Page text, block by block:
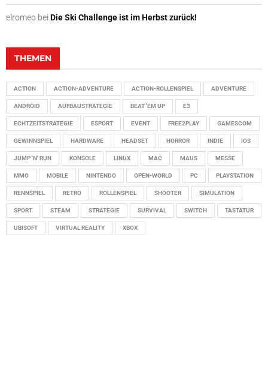
elromeo beiDie Ski Challenge ist im Herbst zurück!
THEMEN
ACTION ACTION-ADVENTURE ACTION-ROLLENSPIEL ADVENTURE
ANDROID AUFBAUSTRATEGIE BEAT 'EM UP E3
ECHTZEITSTRATEGIE ESPORT EVENT FREE2PLAY GAMESCOM
GEWINNSPIEL HARDWARE HEADSET HORROR INDIE IOS
JUMP 'N' RUN KONSOLE LINUX MAC MAUS MESSE
MMO MOBILE NINTENDO OPEN-WORLD PC PLAYSTATION
RENNSPIEL RETRO ROLLENSPIEL SHOOTER SIMULATION
SPORT STEAM STRATEGIE SURVIVAL SWITCH TASTATUR
UBISOFT VIRTUAL REALITY XBOX